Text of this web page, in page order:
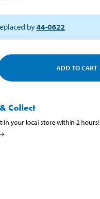
by44-0622
ADD TO CART
Collect
in your local store within 2 hours!